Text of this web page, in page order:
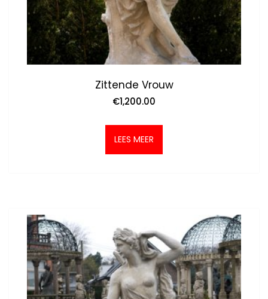
Zittende Vrouw
€1,200.00
LEES MEER